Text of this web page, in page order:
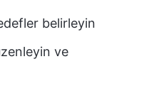
belirleyin
ve